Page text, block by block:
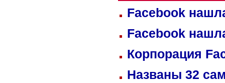
Facebook
Facebook
Корпорация
Названы 32